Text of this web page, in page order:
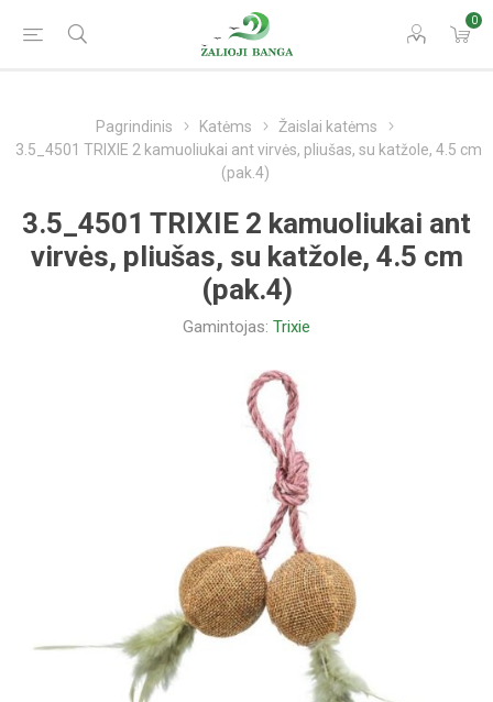
0
Pagrindinis Katėms
Žaislai katėms
3.5_4501 TRIXIE 2 kamuoliukai ant virvės, pliušas, su katžole, 4.5 cm
(pak.4)
3.5_4501 TRIXIE 2 kamuoliukai ant
virvės, pliušas, su katžole, 4.5 cm
(pak.4)
Gamintojas: Trixie